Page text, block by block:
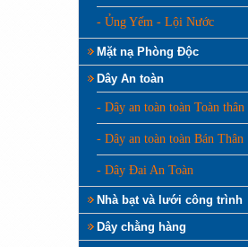
- Ủng Yếm - Lội Nước
Mặt nạ Phòng Độc
Dây An toàn
- Dây an toàn toàn Toàn thân
- Dây an toàn toàn Bán Thân
- Dây Đai An Toàn
Nhà bạt và lưới công trình
Dây chằng hàng